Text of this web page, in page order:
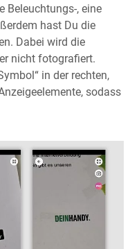
Beleuchtungs-, eine
hast Du die
Dabei wird die
nicht fotografiert.
in der rechten,
sodass